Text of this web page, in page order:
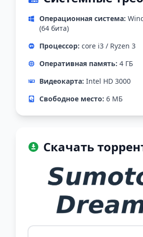
Операционная система:
(64 бита)
Процессор: core i3 / Ryzen 3
Оперативная память: 4 ГБ
Видеокарта: Intel HD 3000
Свободное место: 6 МБ
Скачать